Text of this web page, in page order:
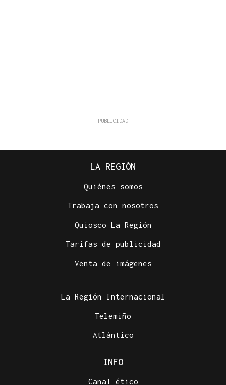
LA REGIÓN
Quiénes somos
Trabaja con nosotros
Quiosco La Región
Tarifas de publicidad
Venta de imágenes
La Región Internacional
Telemiño
Atlántico
INFO
Canal ético